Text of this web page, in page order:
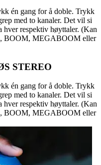
én gang for å doble. Trykk
med to kanaler. Det vil si
hver respektiv høyttaler. (Kan
BOOM, MEGABOOM eller
STEREO
én gang for å doble. Trykk
med to kanaler. Det vil si
hver respektiv høyttaler. (Kan
BOOM, MEGABOOM eller